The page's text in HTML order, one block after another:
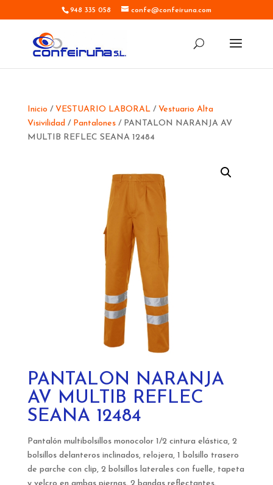
948 335 058 confe@confeiruna.com
Inicio / VESTUARIO LABORAL/ Vestuario Alta
Visivilidad/ Pantalones/ PANTALON NARANJA AV
MULTIB REFLEC SEANA 12484
PANTALON NARANJA
AV MULTIB REFLEC
SEANA 12484
Pantalón multibolsillos monocolor 1/2 cintura elástica, 2
bolsillos delanteros inclinados, relojera, 1 bolsillo trasero
de parche con clip, 2 bolsillos laterales con fuelle, tapeta